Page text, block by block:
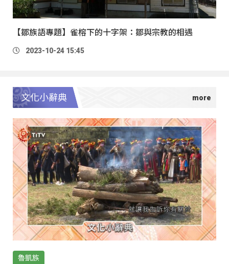
【鄒族語專題】雀榕下的十字架：鄒與宗教的相遇
2023-10-24 15:45
文化小辭典
魯凱族